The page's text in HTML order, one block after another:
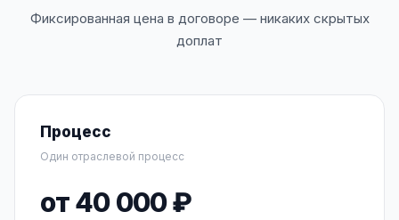
Фиксированная цена в договоре — никаких скрытых
доплат
Процесс
Один отраслевой процесс
от 40 000 ₽